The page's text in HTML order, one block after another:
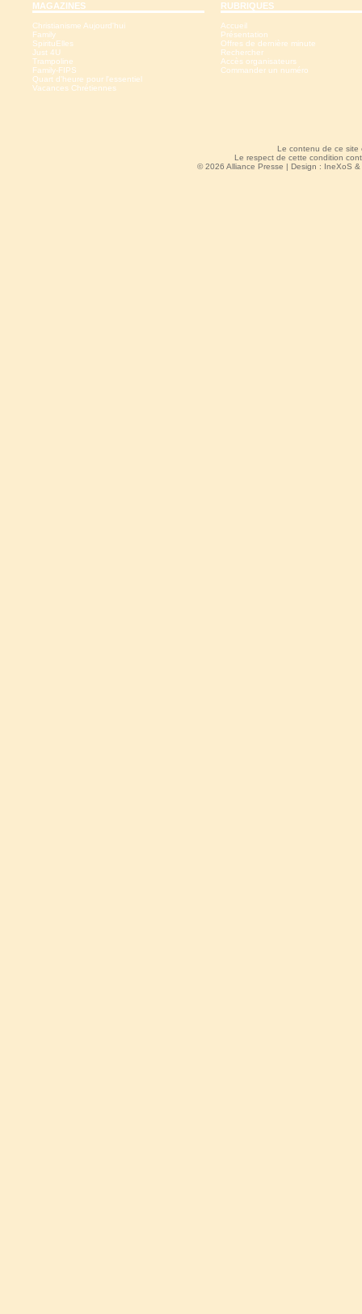
MAGAZINES
Christianisme Aujourd'hui
Family
SpirituElles
Just 4U
Trampoline
Family-FIPS
Quart d'heure pour l'essentiel
Vacances Chrétiennes
RUBRIQUES
Accueil
Présentation
Offres de dernière minute
Rechercher
Accès organisateurs
Commander un numéro
Le contenu de ce site
Le respect de cette condition
© 2026 Alliance Presse | Design : IneXoS &